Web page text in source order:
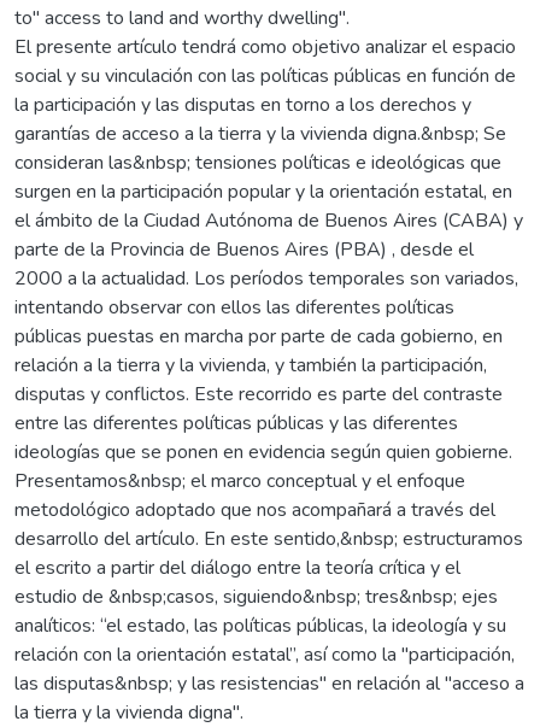
to" access to land and worthy dwelling".
El presente artículo tendrá como objetivo analizar el espacio
social y su vinculación con las políticas públicas en función de
la participación y las disputas en torno a los derechos y
garantías de acceso a la tierra y la vivienda digna.&nbsp; Se
consideran las&nbsp; tensiones políticas e ideológicas que
surgen en la participación popular y la orientación estatal, en
el ámbito de la Ciudad Autónoma de Buenos Aires (CABA) y
parte de la Provincia de Buenos Aires (PBA) , desde el
2000 a la actualidad. Los períodos temporales son variados,
intentando observar con ellos las diferentes políticas
públicas puestas en marcha por parte de cada gobierno, en
relación a la tierra y la vivienda, y también la participación,
disputas y conflictos. Este recorrido es parte del contraste
entre las diferentes políticas públicas y las diferentes
ideologías que se ponen en evidencia según quien gobierne.
Presentamos&nbsp; el marco conceptual y el enfoque
metodológico adoptado que nos acompañará a través del
desarrollo del artículo. En este sentido,&nbsp; estructuramos
el escrito a partir del diálogo entre la teoría crítica y el
estudio de &nbsp;casos, siguiendo&nbsp; tres&nbsp; ejes
analíticos: “el estado, las políticas públicas, la ideología y su
relación con la orientación estatal”, así como la "participación,
las disputas&nbsp; y las resistencias" en relación al "acceso a
la tierra y la vivienda digna".